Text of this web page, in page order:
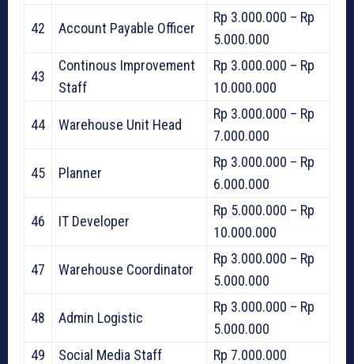
42 Account Payable Officer
Rp 3.000.000 – Rp
5.000.000
43
Continous Improvement
Staff
Rp 3.000.000 – Rp
10.000.000
44 Warehouse Unit Head
Rp 3.000.000 – Rp
7.000.000
45 Planner
Rp 3.000.000 – Rp
6.000.000
46 IT Developer
Rp 5.000.000 – Rp
10.000.000
47 Warehouse Coordinator
Rp 3.000.000 – Rp
5.000.000
48 Admin Logistic
Rp 3.000.000 – Rp
5.000.000
49
Social Media Staff
Rp 7.000.000